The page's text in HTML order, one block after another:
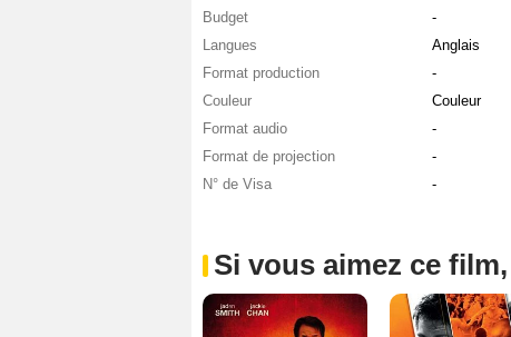
Budget
-
Langues
Anglais
Format production
-
Couleur
Couleur
Format audio
-
Format de projection
-
N° de Visa
-
Si vous aimez ce